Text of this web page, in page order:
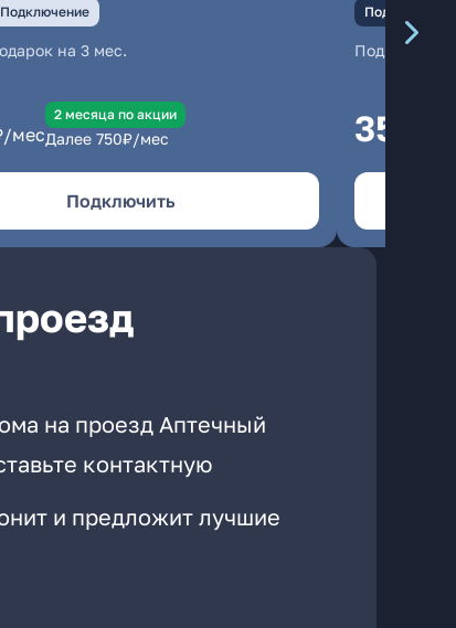
Подключение
на 3 мес.
мес
2 месяцa по акции
Далее 750₽/мес
Подключить
Подключение
350
на проезд Аптечный
контактную
и предложит лучшие